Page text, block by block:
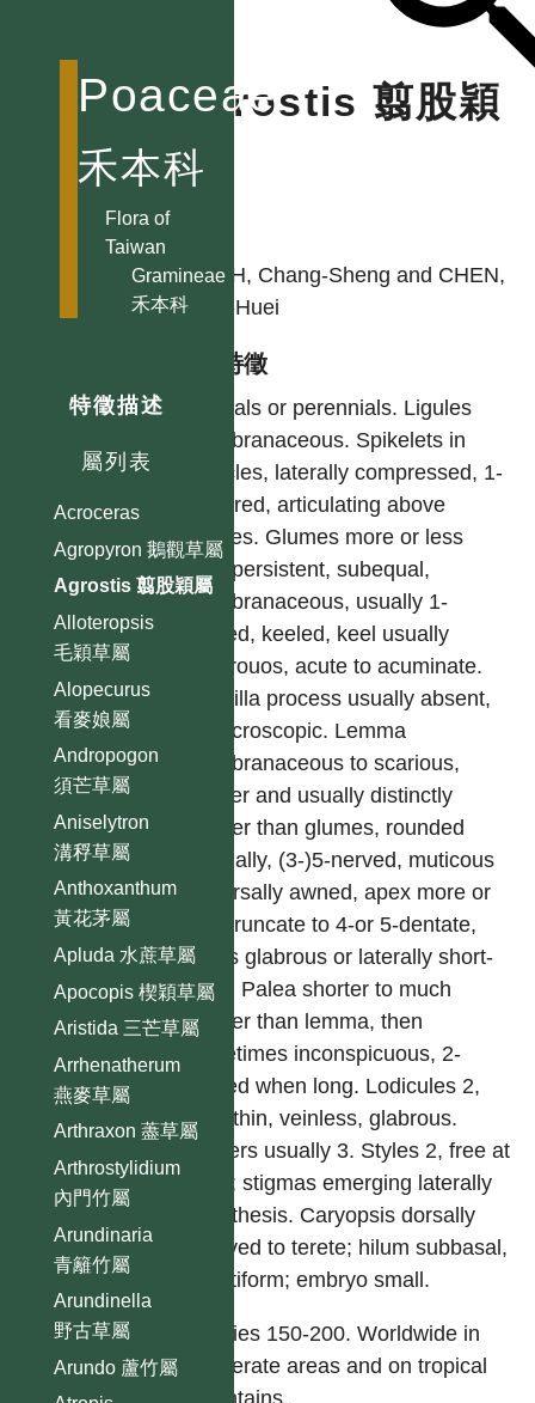
Poaceae
禾本科
Flora of
Taiwan
Gramineae
禾本科
特徵描述
屬列表
Acroceras
Agropyron 鵝觀草屬
Agrostis 翦股穎屬
Alloteropsis
毛穎草屬
Alopecurus
看麥娘屬
Andropogon
須芒草屬
Aniselytron
溝稃草屬
Anthoxanthum
黃花茅屬
Apluda 水蔗草屬
Apocopis 楔穎草屬
Aristida 三芒草屬
Arrhenatherum
燕麥草屬
Arthraxon 藎草屬
Arthrostylidium
內門竹屬
Arundinaria
青籬竹屬
Arundinella
野古草屬
Arundo 蘆竹屬
Agrostis 翦股穎
屬
KUOH, Chang-Sheng and CHEN,
Chih-Huei
型態特徵
Annuals or perennials. Ligules
membranaceous. Spikelets in
panicles, laterally compressed, 1-
flowered, articulating above
glumes. Glumes more or less
long-persistent, subequal,
membranaceous, usually 1-
nerved, keeled, keel usually
scabrouos, acute to acuminate.
Rachilla process usually absent,
or microscopic. Lemma
membranaceous to scarious,
thinner and usually distinctly
shorter than glumes, rounded
abaxially, (3-)5-nerved, muticous
or dorsally awned, apex more or
less truncate to 4-or 5-dentate,
callus glabrous or laterally short-
hairy. Palea shorter to much
shorter than lemma, then
sometimes inconspicuous, 2-
nerved when long. Lodicules 2,
free, thin, veinless, glabrous.
Anthers usually 3. Styles 2, free at
base; stigmas emerging laterally
at anthesis. Caryopsis dorsally
grooved to terete; hilum subbasal,
punctiform; embryo small.
Species 150-200. Worldwide in
temperate areas and on tropical
mountains.